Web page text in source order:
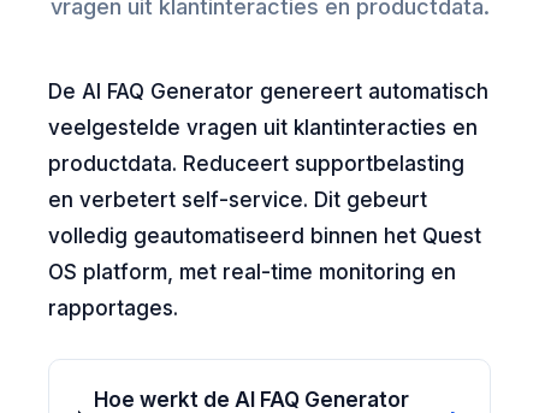
vragen uit klantinteracties en productdata.
De AI FAQ Generator genereert automatisch
veelgestelde vragen uit klantinteracties en
productdata. Reduceert supportbelasting
en verbetert self-service. Dit gebeurt
volledig geautomatiseerd binnen het Quest
OS platform, met real-time monitoring en
rapportages.
Hoe werkt de AI FAQ Generator